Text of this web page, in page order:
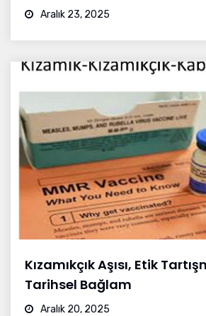
Aralık 23, 2025
Kızamıkçık Aşısı, Etik
Tarihsel Bağlam
Aralık 20, 2025